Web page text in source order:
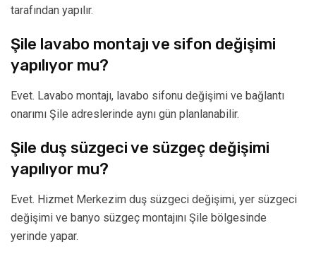
tarafından yapılır.
Şile lavabo montajı ve sifon değişimi
yapılıyor mu?
Evet. Lavabo montajı, lavabo sifonu değişimi ve bağlantı
onarımı Şile adreslerinde aynı gün planlanabilir.
Şile duş süzgeci ve süzgeç değişimi
yapılıyor mu?
Evet. Hizmet Merkezim duş süzgeci değişimi, yer süzgeci
değişimi ve banyo süzgeç montajını Şile bölgesinde
yerinde yapar.